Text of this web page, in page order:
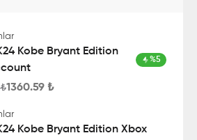
Kobe Bryant Edition
%5
1360.59 ₺
Kobe Bryant Edition Xbox